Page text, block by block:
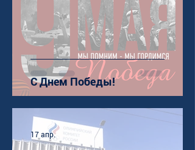
С Днем Победы!
17 апр.